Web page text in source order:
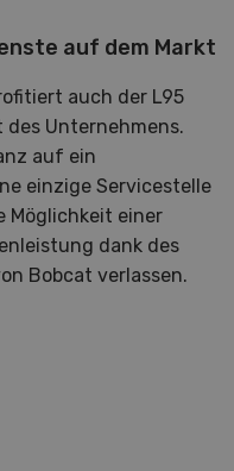
auf dem Markt
auch der L95
Unternehmens.
auf ein
einzige Servicestelle
Möglichkeit einer
dank des
Bobcat verlassen.